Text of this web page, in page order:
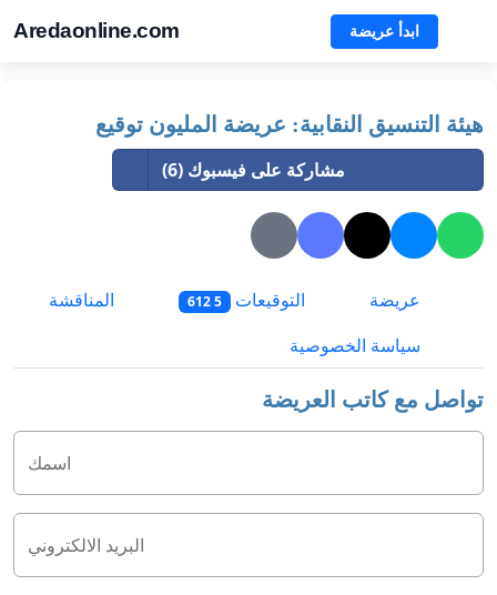
Aredaonline.com ابدأ عريضة
هيئة التنسيق النقابية: عريضة المليون توقيع
مشاركة على فيسبوك (6)
عريضة التوقيعات 5 612
المناقشة
سياسة الخصوصية
تواصل مع كاتب العريضة
اسمك
البريد الالكتروني